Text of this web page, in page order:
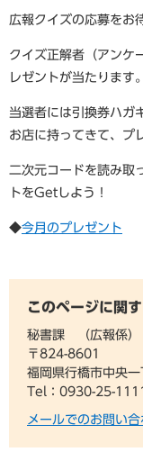
広報クイズの応募をお
クイズ正解者（アンケ
レゼントが当たります。
当選者には引換券ハガ
お店に持ってきて、プ
二次元コードを読み取
トをGetしよう！
◆今月のプレゼント
このページに関
秘書課
広報係
〒824-8601
福岡県行橋市中央
Tel：0930-25-
メールでのお問い